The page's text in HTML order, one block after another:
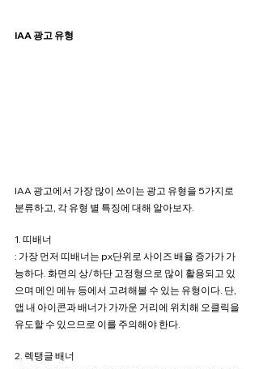
IAA 광고 유형
IAA 광고에서 가장 많이 쓰이는 광고 유형을 5가지로
분류하고, 각 유형 별 특징에 대해 알아보자.
1. 띠배너
: 가장 먼저 띠배너는 px단위로 사이즈 배율 증가가 가
능하다. 화면의 상/하단 고정형으로 많이 활용되고 있
으며 메인 메뉴 등에서 고려해볼 수 있는 유형이다. 단,
앱 내 아이콘과 배너가 가까운 거리에 위치해 오클릭을
유도할 수 있으므로 이를 주의해야 한다.
2. 렉탱글 배너